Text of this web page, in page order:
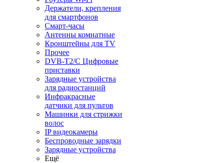
Держатели, крепления
для смартфонов
Смарт-часы
Антенны комнатные
Кронштейны для TV
Прочее
DVB-T2/C Цифровые
приставки
Зарядные устройства
для радиостанций
Инфракрасные
датчики для пультов
Машинки для стрижки
волос
IP видеокамеры
Беспроводные зарядки
Зарядные устройства
Ещё